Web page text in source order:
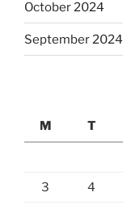
October 2024
September 2024
M
T
3 4